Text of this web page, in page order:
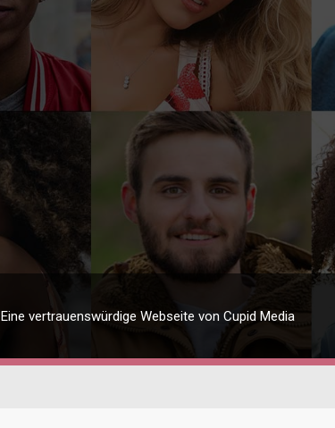
Eine vertrauenswürdige Webseite von Cupid Media